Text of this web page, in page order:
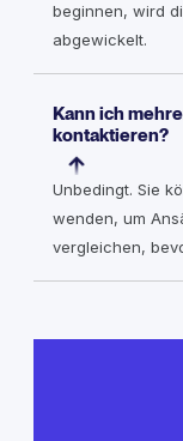
beginnen, wird
abgewickelt.
Kann ich
kontaktieren?
Unbedingt. Sie
wenden, um
vergleichen,